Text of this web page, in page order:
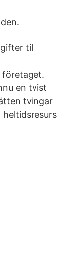
till
företaget.
en tvist
tvingar